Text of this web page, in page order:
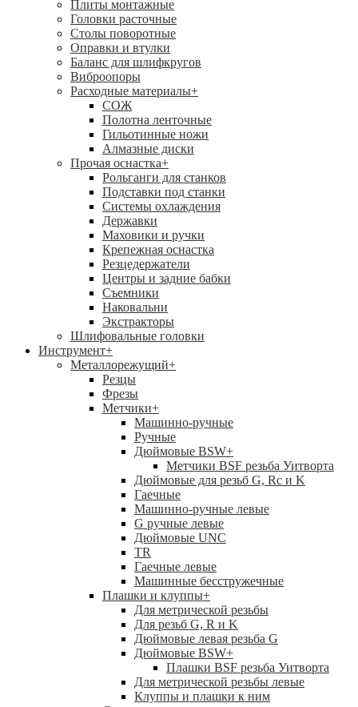
Плиты монтажные
Головки расточные
Столы поворотные
Оправки и втулки
Баланс для шлифкругов
Виброопоры
Расходные материалы+
СОЖ
Полотна ленточные
Гильотинные ножи
Алмазные диски
Прочая оснастка+
Рольганги для станков
Подставки под станки
Системы охлаждения
Державки
Маховики и ручки
Крепежная оснастка
Резцедержатели
Центры и задние бабки
Съемники
Наковальни
Экстракторы
Шлифовальные головки
Инструмент+
Металлорежущий+
Резцы
Фрезы
Метчики+
Машинно-ручные
Ручные
Дюймовые BSW+
Метчики BSF резьба Уитворта
Дюймовые для резьб G, Rc и K
Гаечные
Машинно-ручные левые
G ручные левые
Дюймовые UNC
TR
Гаечные левые
Машинные бесстружечные
Плашки и клуппы+
Для метрической резьбы
Для резьб G, R и K
Дюймовые левая резьба G
Дюймовые BSW+
Плашки BSF резьба Уитворта
Для метрической резьбы левые
Клуппы и плашки к ним